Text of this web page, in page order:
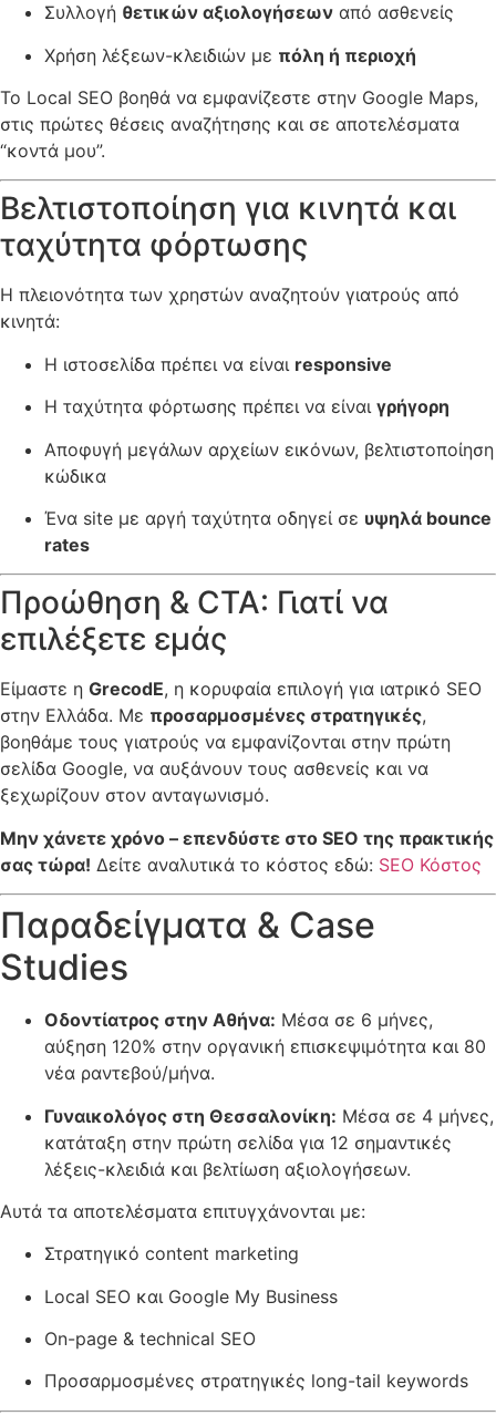
Συλλογή θετικών αξιολογήσεων από ασθενείς
Χρήση λέξεων-κλειδιών με πόλη ή περιοχή
Το Local SEO βοηθά να εμφανίζεστε στην Google Maps,
στις πρώτες θέσεις αναζήτησης και σε αποτελέσματα
“κοντά μου”.
Βελτιστοποίηση για κινητά και
ταχύτητα φόρτωσης
Η πλειονότητα των χρηστών αναζητούν γιατρούς από
κινητά:
Η ιστοσελίδα πρέπει να είναι responsive
Η ταχύτητα φόρτωσης πρέπει να είναι γρήγορη
Αποφυγή μεγάλων αρχείων εικόνων, βελτιστοποίηση
κώδικα
Ένα site με αργή ταχύτητα οδηγεί σε υψηλά bounce
rates
Προώθηση & CTA: Γιατί να
επιλέξετε εμάς
Είμαστε η GrecodE, η κορυφαία επιλογή για ιατρικό SEO
στην Ελλάδα. Με προσαρμοσμένες στρατηγικές,
βοηθάμε τους γιατρούς να εμφανίζονται στην πρώτη
σελίδα Google, να αυξάνουν τους ασθενείς και να
ξεχωρίζουν στον ανταγωνισμό.
Μην χάνετε χρόνο – επενδύστε στο SEO της πρακτικής
σας τώρα! Δείτε αναλυτικά το κόστος εδώ: SEO Κόστος
Παραδείγματα & Case
Studies
Οδοντίατρος στην Αθήνα: Μέσα σε 6 μήνες,
αύξηση 120% στην οργανική επισκεψιμότητα και 80
νέα ραντεβού/μήνα.
Γυναικολόγος στη Θεσσαλονίκη: Μέσα σε 4 μήνες,
κατάταξη στην πρώτη σελίδα για 12 σημαντικές
λέξεις-κλειδιά και βελτίωση αξιολογήσεων.
Αυτά τα αποτελέσματα επιτυγχάνονται με:
Στρατηγικό content marketing
Local SEO και Google My Business
On-page & technical SEO
Προσαρμοσμένες στρατηγικές long-tail keywords